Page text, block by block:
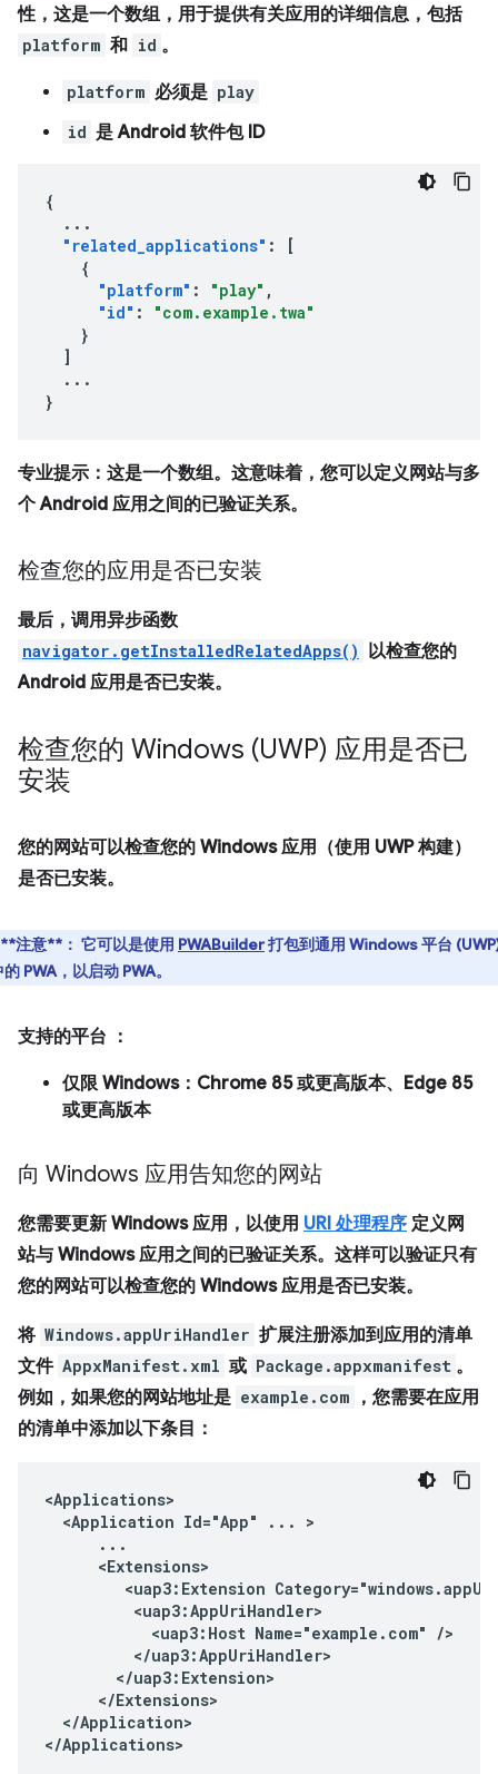
性，这是一个数组，用于提供有关应用的详细信息，包括
platform 和 id 。
platform 必须是 play
id 是 Android 软件包 ID
{
...
"related_applications" :
[
{
"platform" : "play" ,
"id" :
"com.example.twa"
}
]
...
}
专业提示：这是一个数组。这意味着，您可以定义网站与多
个 Android 应用之间的已验证关系。
检查您的应用是否已安装
最后，调用异步函数
navigator.getInstalledRelatedApps() 以检查您的
Android 应用是否已安装。
检查您的 Windows (UWP) 应用是否已
安装
您的网站可以检查您的 Windows 应用（使用 UWP 构建）
是否已安装。
**注意**： 它可以是使用 PWABuilder打包到通用 Windows 平台
PWA，以启动 PWA。
支持的平台 ：
仅限 Windows：Chrome 85 或更高版本、Edge 85
或更高版本
向 Windows 应用告知您的网站
您需要更新 Windows 应用，以使用 URI 处理程序 定义网
站与 Windows 应用之间的已验证关系。这样可以验证只有
您的网站可以检查您的 Windows 应用是否已安装。
将 Windows.appUriHandler 扩展注册添加到应用的清单
文件 AppxManifest.xml 或 Package.appxmanifest 。
例如，如果您的网站地址是 example.com
，您需要在应用
的清单中添加以下条目：
<Application Id="App" ...
<uap3:Extension
<uap3:Host Name="example.com"
</Application>